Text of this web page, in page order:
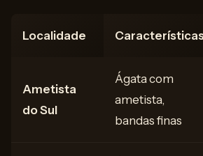
Localidade
Ametista
do Sul
Ágata com
ametista,
bandas finas